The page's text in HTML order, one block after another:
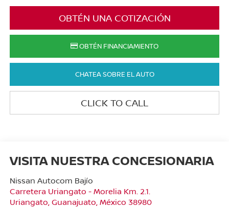
OBTÉN UNA COTIZACIÓN
OBTÉN FINANCIAMIENTO
CHATEA SOBRE EL AUTO
CLICK TO CALL
VISITA NUESTRA CONCESIONARIA
Nissan Autocom Bajío
Carretera Uriangato - Morelia Km. 2.1.
Uriangato, Guanajuato, México 38980